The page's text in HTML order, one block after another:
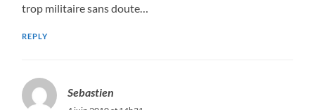
trop militaire sans doute…
REPLY
Sebastien